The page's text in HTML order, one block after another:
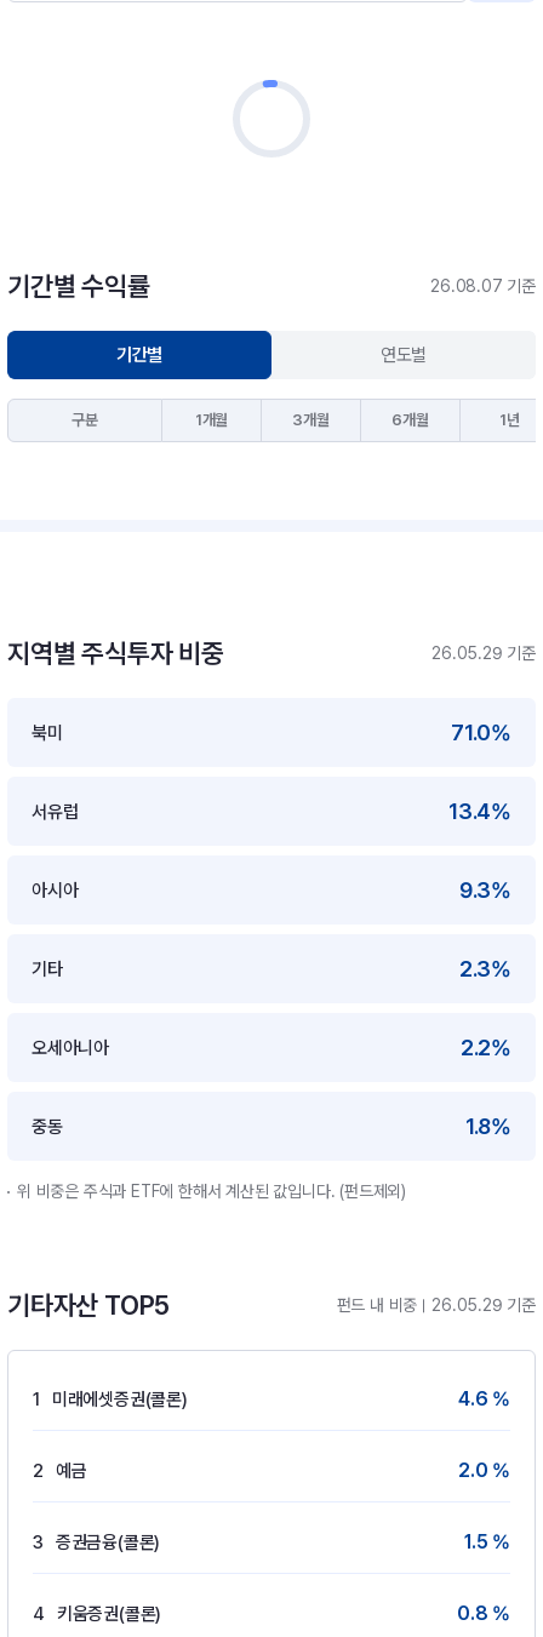
기간별 수익률 26.08.07 기준
기간별 연도별
구분 1개월 3개월 6개월 1년
지역별 주식투자 비중 26.05.29 기준
북미 71.0%
서유럽 13.4%
아시아 9.3%
기타 2.3%
오세아니아 2.2%
중동 1.8%
위 비중은 주식과 ETF에 한해서 계산된 값입니다. (펀드제외)
기타자산 TOP5 펀드 내 비중 26.05.29 기준
1 미래에셋증권(콜론) 4.6 %
2 예금 2.0 %
3 증권금융(콜론) 1.5 %
4 키움증권(콜론) 0.8 %